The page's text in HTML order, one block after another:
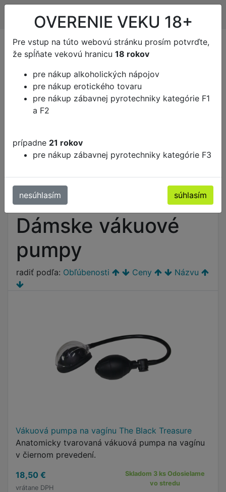
Kontakt Všetko o nákupe
Kategória tovaru
Dámske vákuové pumpy
Dámske vákuové
pumpy
radiť podľa: Obľúbenosti Ceny Názvu
Vákuová pumpa na vagínu The Black Treasure
Anatomicky tvarovaná vákuová pumpa na vagínu
v čiernom prevedení.
18,50 €
vrátane DPH
Skladom 3 ks Odosielame
vo stredu
OVERENIE VEKU 18+
Pre vstup na túto webovú stránku prosím potvrďte,
že spĺňate vekovú hranicu 18 rokov
pre nákup alkoholických nápojov
pre nákup erotického tovaru
pre nákup zábavnej pyrotechniky kategórie F1
a F2
prípadne 21 rokov
pre nákup zábavnej pyrotechniky kategórie F3
nesúhlasím súhlasím